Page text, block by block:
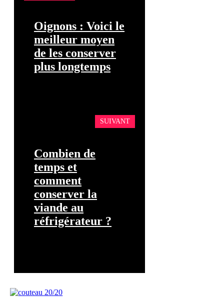
Oignons : Voici le
meilleur moyen
de les conserver
plus longtemps
SUIVANT
Combien de
temps et
comment
conserver la
viande au
réfrigérateur ?